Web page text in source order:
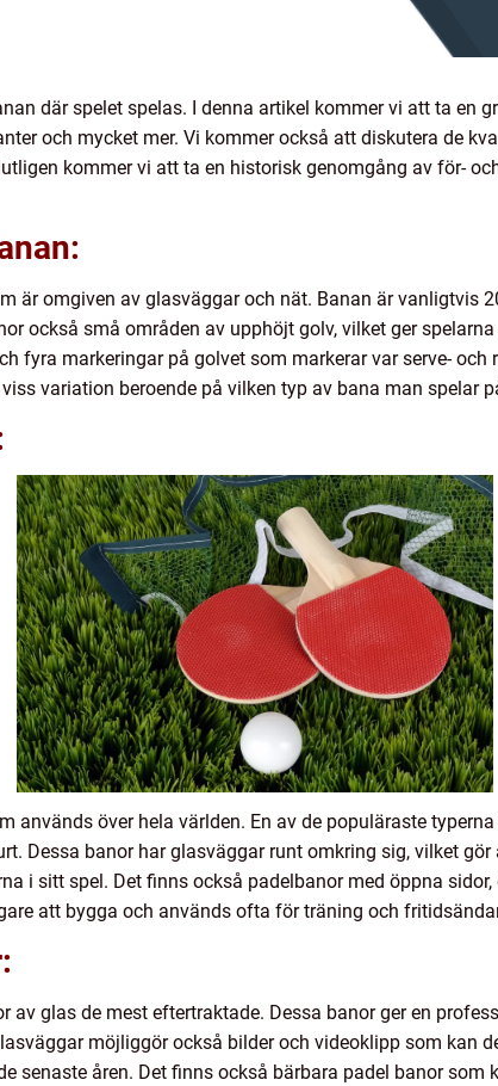
där spelet spelas. I denna artikel kommer vi att ta en
och mycket mer. Vi kommer också att diskutera de
kommer vi att ta en historisk genomgång av för-
är omgiven av glasväggar och nät. Banan är vanligtvis
också små områden av upphöjt golv, vilket ger
fyra markeringar på golvet som markerar var serve- och
variation beroende på vilken typ av bana man spelar
används över hela världen. En av de populäraste
Dessa banor har glasväggar runt omkring sig, vilket
i sitt spel. Det finns också padelbanor med öppna
att bygga och används ofta för träning och
av glas de mest eftertraktade. Dessa banor ger en
möjliggör också bilder och videoklipp som kan
senaste åren. Det finns också bärbara padel banor